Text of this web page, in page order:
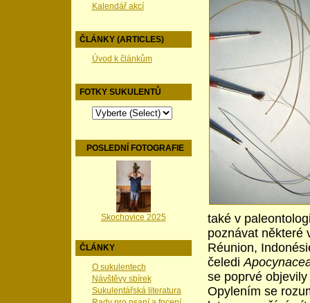
Kalendář akcí
ČLÁNKY (ARTICLES)
Úvod k článkům
FOTKY SUKULENTŮ
POSLEDNÍ FOTOGRAFIE
Skochovice 2025
ČLÁNKY
O sukulentech
Návštěvy sbírek
Sukulentářská literatura
také v
poznávat některé
Réunion,
čeledi
se poprvé
Opylením se